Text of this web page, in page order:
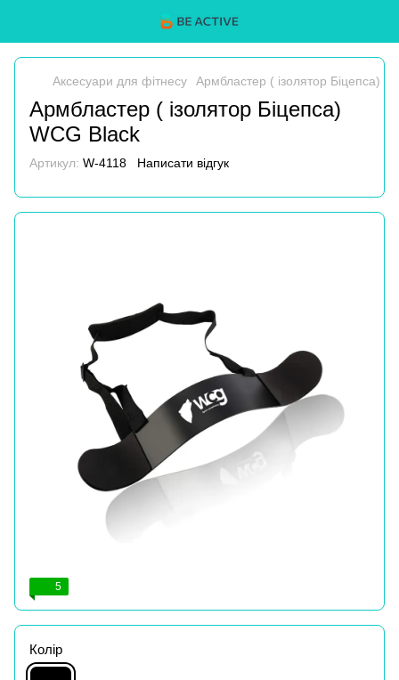
Аксесуари для фітнесу Армбластер ( ізолятор Біцепса)
Армбластер ( ізолятор Біцепса)
WCG Black
Артикул: W-4118 Написати відгук
5
Колір